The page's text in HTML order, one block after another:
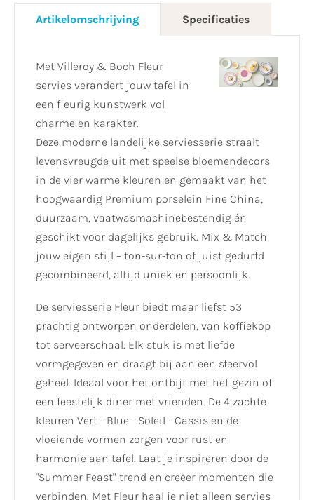
Artikelomschrijving Specificaties
Met Villeroy & Boch Fleur
servies verandert jouw tafel in
een fleurig kunstwerk vol
charme en karakter.
Deze moderne landelijke serviesserie straalt
levensvreugde uit met speelse bloemendecors
in de vier warme kleuren en gemaakt van het
hoogwaardig Premium porselein Fine China,
duurzaam, vaatwasmachinebestendig én
geschikt voor dagelijks gebruik. Mix & Match
jouw eigen stijl – ton-sur-ton of juist gedurfd
gecombineerd, altijd uniek en persoonlijk.
De serviesserie Fleur biedt maar liefst 53
prachtig ontworpen onderdelen, van koffiekop
tot serveerschaal. Elk stuk is met liefde
vormgegeven en draagt bij aan een sfeervol
geheel. Ideaal voor het ontbijt met het gezin of
een feestelijk diner met vrienden. De 4 zachte
kleuren Vert - Blue - Soleil - Cassis en de
vloeiende vormen zorgen voor rust en
harmonie aan tafel. Laat je inspireren door de
"Summer Feast"-trend en creëer momenten die
verbinden. Met Fleur haal je niet alleen servies